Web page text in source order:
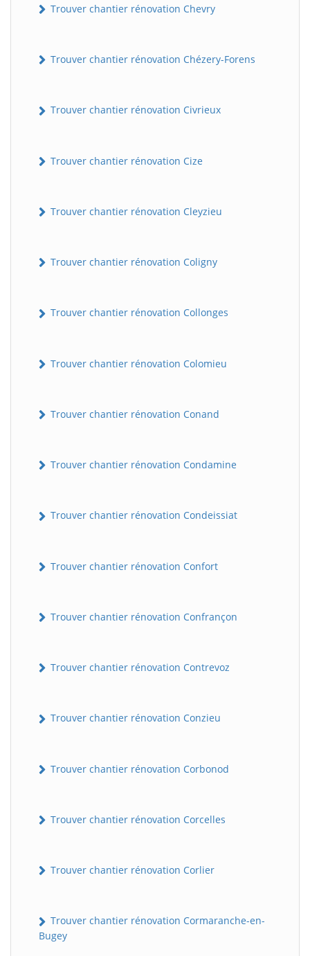
Trouver chantier rénovation Chevry
Trouver chantier rénovation Chézery-Forens
Trouver chantier rénovation Civrieux
Trouver chantier rénovation Cize
Trouver chantier rénovation Cleyzieu
Trouver chantier rénovation Coligny
Trouver chantier rénovation Collonges
Trouver chantier rénovation Colomieu
Trouver chantier rénovation Conand
Trouver chantier rénovation Condamine
Trouver chantier rénovation Condeissiat
Trouver chantier rénovation Confort
Trouver chantier rénovation Confrançon
Trouver chantier rénovation Contrevoz
Trouver chantier rénovation Conzieu
Trouver chantier rénovation Corbonod
Trouver chantier rénovation Corcelles
Trouver chantier rénovation Corlier
Trouver chantier rénovation Cormaranche-en-
Bugey
B Assistant en ligne